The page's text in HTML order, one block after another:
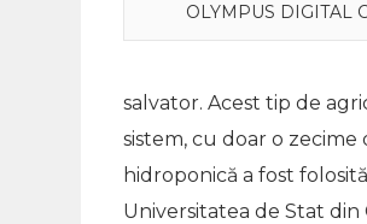
OLYMPUS DIGITAL
salvator. Acest tip de
sistem, cu doar o
hidroponică a fost
Universitatea de Stat din